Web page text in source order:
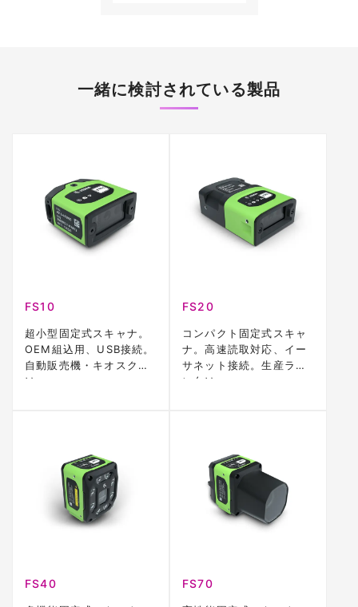
一緒に検討されている製品
FS10
超小型固定式スキャナ。
OEM組込用、USB接続。
自動販売機・キオスク向
け。
FS20
コンパクト固定式スキャ
ナ。高速読取対応、イー
サネット接続。生産ライ
ン向け。
FS40 FS70